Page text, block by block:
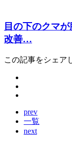
目の下のクマ
改善…
この記事をシェア
prev
一覧
next